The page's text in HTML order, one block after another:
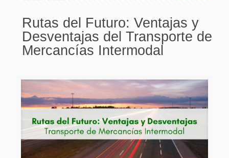
Rutas del Futuro: Ventajas y
Desventajas del Transporte de
Mercancías Intermodal